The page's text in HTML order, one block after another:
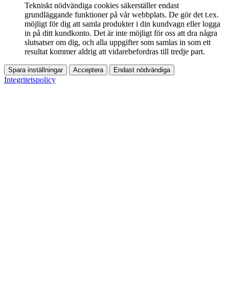
Tekniskt nödvändiga cookies säkerställer endast
grundläggande funktioner på vår webbplats. De gör det t.ex.
möjligt för dig att samla produkter i din kundvagn eller logga
in på ditt kundkonto. Det är inte möjligt för oss att dra några
slutsatser om dig, och alla uppgifter som samlas in som ett
resultat kommer aldrig att vidarebefordras till tredje part.
Spara inställningar Acceptera Endast nödvändiga
Integritetspolicy